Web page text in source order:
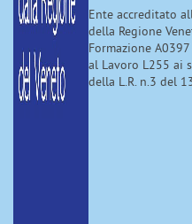
Ente accreditato
della Regione
Formazione
al Lavoro L255 ai
della L.R. n.3 del